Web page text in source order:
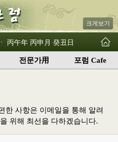
크게보기
丙午年 丙申月 癸丑日
전문가用 포럼 Cafe
한 사항은 이메일을 통해 알려
위해 최선을 다하겠습니다.